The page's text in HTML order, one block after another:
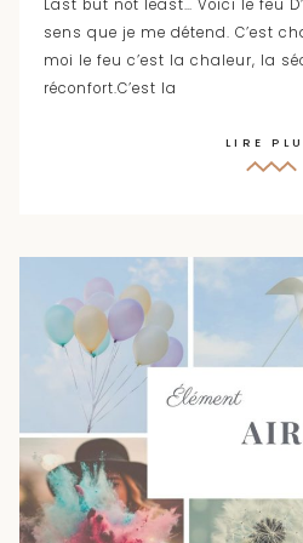
Last but not least… Voici le feu
sens que je me détend. C’est
moi le feu c’est la chaleur, la
réconfort.C’est la
LIRE